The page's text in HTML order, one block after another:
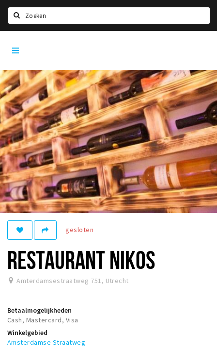
Home
Agenda
Deals
Party pics
Nieuws, interviews & blogs
Eten
Drinken
Slapen
Recreatief
Winkels
Winkelgebieden
Bezienswaardigheden
Musea, theaters & podia
Toeristische routes
Natuurgebieden
gesloten
RESTAURANT NIKOS
Amterdamsestraatweg 751, Utrecht
Betaalmogelijkheden
Cash, Mastercard, Visa
Winkelgebied
Amsterdamse Straatweg